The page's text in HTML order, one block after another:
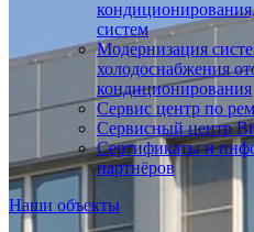
систем
Модернизация
холодоснабжения
кондиционирования
Сервис центр по
Сервисный центр
Сертификаты и
партнёров
Наши объекты